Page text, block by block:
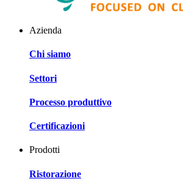
Azienda
Chi siamo
Settori
Processo produttivo
Certificazioni
Prodotti
Ristorazione